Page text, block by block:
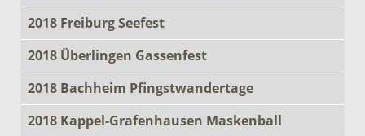
2018 Freiburg Seefest
2018 Überlingen Gassenfest
2018 Bachheim Pfingstwandertage
2018 Kappel-Grafenhausen Maskenball